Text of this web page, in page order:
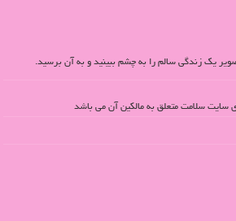
یک زندگی سالم را به چشم ببینید و به آن برسید.